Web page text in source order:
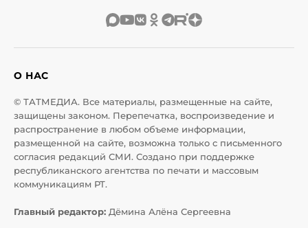
О НАС
© ТАТМЕДИА. Все материалы, размещенные на сайте,
защищены законом. Перепечатка, воспроизведение и
распространение в любом объеме информации,
размещенной на сайте, возможна только с письменного
согласия редакций СМИ. Создано при поддержке
республиканского агентства по печати и массовым
коммуникациям РТ.
Главный редактор: Дёмина Алёна Сергеевна